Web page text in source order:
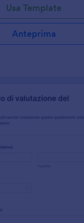
Usa Template
Anteprima